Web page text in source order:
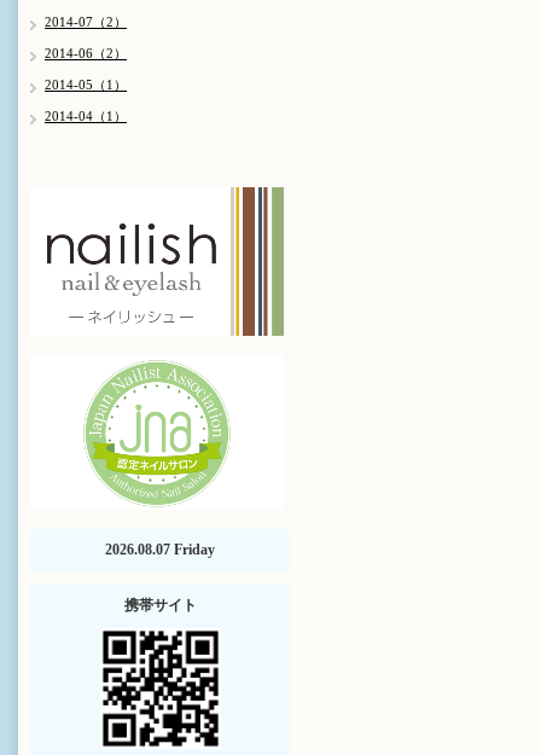
2014-07（2）
2014-06（2）
2014-05（1）
2014-04（1）
2026.08.07 Friday
携帯サイト